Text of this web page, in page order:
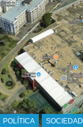
1
El
1
POLÍTICA SOCIEDAD